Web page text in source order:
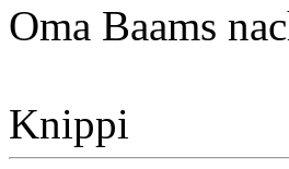
Oma Baams
Knippi